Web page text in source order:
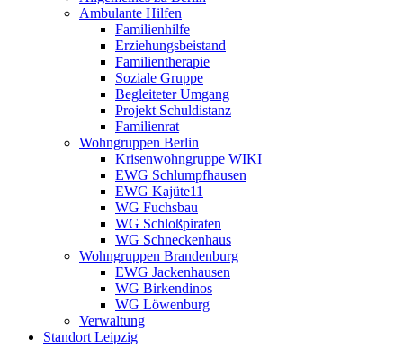
Ambulante Hilfen
Familienhilfe
Erziehungsbeistand
Familientherapie
Soziale Gruppe
Begleiteter Umgang
Projekt Schuldistanz
Familienrat
Wohngruppen Berlin
Krisenwohngruppe WIKI
EWG Schlumpfhausen
EWG Kajüte11
WG Fuchsbau
WG Schloßpiraten
WG Schneckenhaus
Wohngruppen Brandenburg
EWG Jackenhausen
WG Birkendinos
WG Löwenburg
Verwaltung
Standort Leipzig